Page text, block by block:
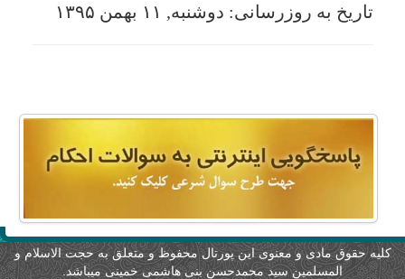
حقوق مادی و معنوی این پورتال محفوظ و متعلق به حجت الاسلام و
المسلمین سید محمدحسن بنی هاشمی خمینی میباشد.